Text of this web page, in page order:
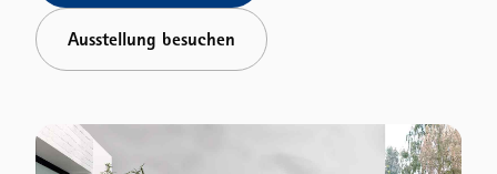
Torantriebe
Innentür-Antriebe
Feuerschutz-Schiebetore
Objektbau-Türen
Automatik-Schiebetüren
Ausstellung besuchen